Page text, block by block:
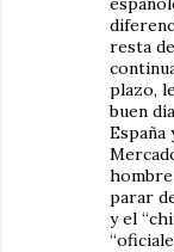
resta
plazo,
buen
España
parar
y el